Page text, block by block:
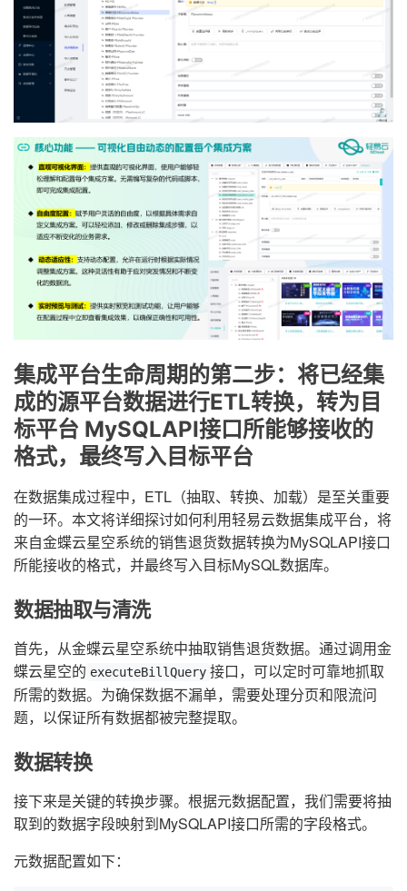
集成平台生命周期的第二步：将已经集
成的源平台数据进行ETL转换，转为目
标平台 MySQLAPI接口所能够接收的
格式，最终写入目标平台
在数据集成过程中，ETL（抽取、转换、加载）是至关重要
的一环。本文将详细探讨如何利用轻易云数据集成平台，将
来自金蝶云星空系统的销售退货数据转换为MySQLAPI接口
所能接收的格式，并最终写入目标MySQL数据库。
数据抽取与清洗
首先，从金蝶云星空系统中抽取销售退货数据。通过调用金
蝶云星空的 executeBillQuery 接口，可以定时可靠地抓取
所需的数据。为确保数据不漏单，需要处理分页和限流问
题，以保证所有数据都被完整提取。
数据转换
接下来是关键的转换步骤。根据元数据配置，我们需要将抽
取到的数据字段映射到MySQLAPI接口所需的字段格式。
元数据配置如下：